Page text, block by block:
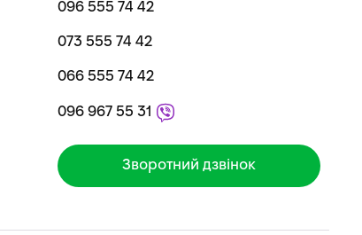
096 555 74 42
073 555 74 42
066 555 74 42
096 967 55 31
Зворотний дзвінок